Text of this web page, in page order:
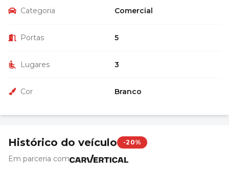
Categoria Comercial
Portas 5
Lugares 3
Cor Branco
Histórico do veículo -20%
Em parceria com